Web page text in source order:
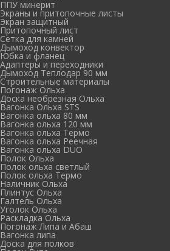
ППУ минерит
Экраны и притопочные листы
Экран защитный
Притопочный лист
Сетка для камней
Дымоход конвектор
Юбка и фланец
Адаптеры и переходники
Дымоход Теплодар 90 мм
Cтроительные материалы
Погонаж Ольха
Доска необрезная Ольха
Вагонка Ольха STS
Вагонка ольха 80 мм
Вагонка ольха 120 мм
Вагонка ольха Термо
Вагонка ольха Реечная
Вагонка ольха DUO
Полок Ольха
Полок ольха светлый
Полок ольха Термо
Наличник Ольха
Плинтус Ольха
Галтель Ольха
Уголок Ольха
Раскладка Ольха
Погонаж Липа и Абаш
Вагонка липа
Доска для полков